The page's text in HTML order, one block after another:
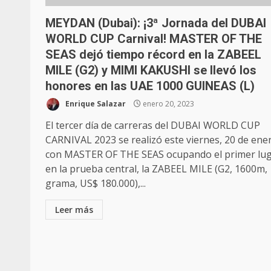
MEYDAN (Dubai): ¡3ª Jornada del DUBAI
WORLD CUP Carnival! MASTER OF THE
SEAS dejó tiempo récord en la ZABEEL
MILE (G2) y MIMI KAKUSHI se llevó los
honores en las UAE 1000 GUINEAS (L)
Enrique Salazar enero 20, 2023
El tercer día de carreras del DUBAI WORLD CUP
CARNIVAL 2023 se realizó este viernes, 20 de
con MASTER OF THE SEAS ocupando el primer
en la prueba central, la ZABEEL MILE (G2, 1600m,
grama, US$ 180.000),...
Leer más